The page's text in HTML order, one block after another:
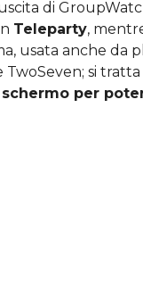
di
Teleparty,
usata anche
si
per